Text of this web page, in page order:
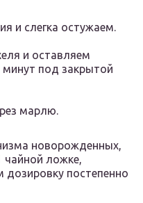
и слегка остужаем.
и оставляем
минут под закрытой
марлю.
новорожденных,
чайной ложке,
дозировку постепенно